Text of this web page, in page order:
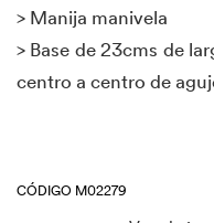
> Manija manivela
> Base de 23cms de
centro a centro de
CÓDIGO M02279